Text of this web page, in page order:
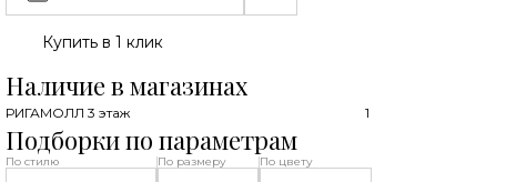
Купить в 1 клик
Наличие в магазинах
РИГАМОЛЛ 3 этаж 1
Подборки по параметрам
По стилю По размеру По цвету